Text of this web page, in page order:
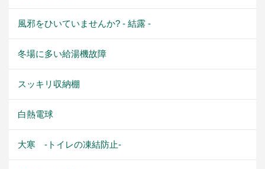
風邪をひいていませんか? - 結露 -
冬場に多い給湯機故障
スッキリ収納棚
白熱電球
大寒 -トイレの凍結防止-